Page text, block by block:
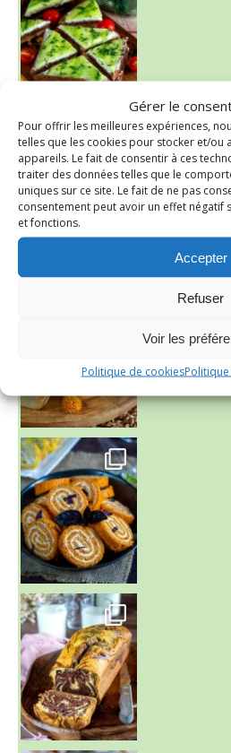
Gérer le
Pour offrir les meilleures expériences,
telles que les cookies pour stocker et/ou
appareils. Le fait de consentir à ces
traiter des données telles que le
uniques sur ce site. Le fait de ne pas
consentement peut avoir un effet négatif
et fonctions.
Accepter
Refuser
Voir les
Politique de cookies
~ SALADE DE PÂTES AUX DEUX TOMATES THON ET BURRA